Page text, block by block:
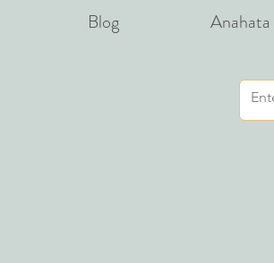
Blog Anahata